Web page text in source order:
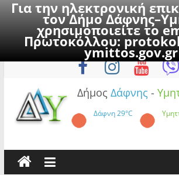
Για την ηλεκτρονική
τον Δήμο
χρησιμοποιείτε το
Πρωτοκόλλου:
ymittos.gov.gr
to
Κυριακή, 9 Αυγούστου
Δήμος Δάφνης -
Δάφνη29°C